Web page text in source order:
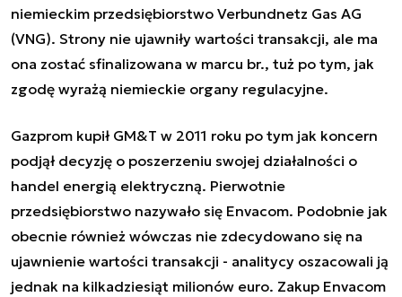
niemieckim przedsiębiorstwo Verbundnetz Gas AG
(VNG). Strony nie ujawniły wartości transakcji, ale ma
ona zostać sfinalizowana w marcu br., tuż po tym, jak
zgodę wyrażą niemieckie organy regulacyjne.
Gazprom kupił GM&T w 2011 roku po tym jak koncern
podjął decyzję o poszerzeniu swojej działalności o
handel energią elektryczną. Pierwotnie
przedsiębiorstwo nazywało się Envacom. Podobnie jak
obecnie również wówczas nie zdecydowano się na
ujawnienie wartości transakcji - analitycy oszacowali ją
jednak na kilkadziesiąt milionów euro. Zakup Envacom